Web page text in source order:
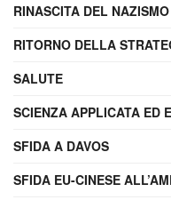
RINASCITA DEL NAZISMO
RITORNO DELLA
SALUTE
SCIENZA APPLICATA ED
SFIDA A DAVOS
SFIDA EU-CINESE